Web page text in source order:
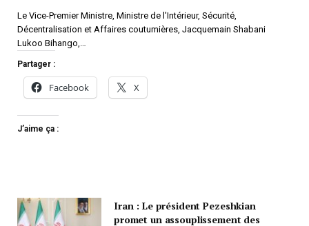
Le Vice-Premier Ministre, Ministre de l’Intérieur, Sécurité,
Décentralisation et Affaires coutumières, Jacquemain Shabani
Lukoo Bihango,…
Partager :
Facebook X
J’aime ça :
Iran : Le président Pezeshkian
promet un assouplissement des